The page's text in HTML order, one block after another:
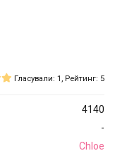
Гласували: 1, Рейтинг: 5
4140
-
Chloe